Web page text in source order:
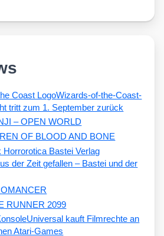
Wizards-of-the-Coast-
tritt zum 1. September zurück
– OPEN WORLD
OF BLOOD AND BONE
der Zeit gefallen – Bastei und der
RUNNER 2099
Universal kauft Filmrechte an
Atari-Games